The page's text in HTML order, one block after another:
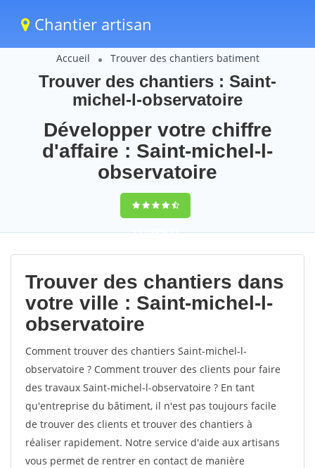
Chantier artisan
Accueil Trouver des chantiers batiment
Trouver des chantiers : Saint-
michel-l-observatoire
Développer votre chiffre
d'affaire : Saint-michel-l-
observatoire
9,5(100%)77
votes
Trouver des chantiers dans
votre ville : Saint-michel-l-
observatoire
Comment trouver des chantiers Saint-michel-l-
observatoire ? Comment trouver des clients pour faire
des travaux Saint-michel-l-observatoire ? En tant
qu'entreprise du bâtiment, il n'est pas toujours facile
de trouver des clients et trouver des chantiers à
réaliser rapidement. Notre service d'aide aux artisans
vous permet de rentrer en contact de manière